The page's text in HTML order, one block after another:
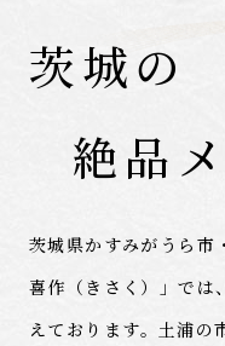
茨城の
絶品
茨城県かすみがうら市
喜作（きさく）」では
えております。土浦の